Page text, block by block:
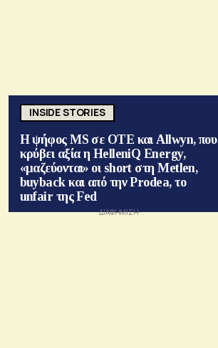
INSIDE STORIES
Η ψήφος MS σε ΟΤΕ και Allwyn, που
κρύβει αξία η HelleniQ Energy,
«μαζεύονται» οι short στη Metlen,
buyback και από την Prodea, το
unfair της Fed